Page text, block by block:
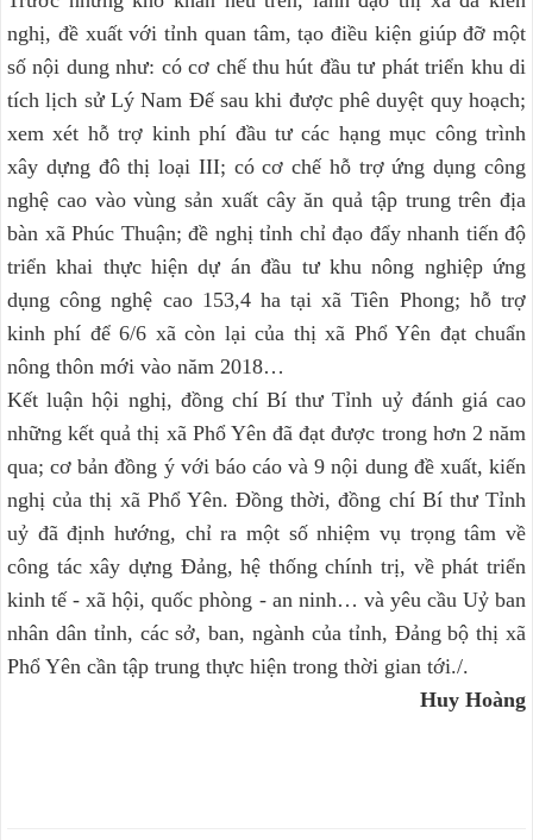
nghị, đề xuất với tỉnh quan tâm, tạo điều kiện giúp đỡ một
số nội dung như: có cơ chế thu hút đầu tư phát triển khu di
tích lịch sử Lý Nam Đế sau khi được phê duyệt quy hoạch;
xem xét hỗ trợ kinh phí đầu tư các hạng mục công trình
xây dựng đô thị loại III; có cơ chế hỗ trợ ứng dụng công
nghệ cao vào vùng sản xuất cây ăn quả tập trung trên địa
bàn xã Phúc Thuận; đề nghị tỉnh chỉ đạo đẩy nhanh tiến độ
triển khai thực hiện dự án đầu tư khu nông nghiệp ứng
dụng công nghệ cao 153,4 ha tại xã Tiên Phong; hỗ trợ
kinh phí để 6/6 xã còn lại của thị xã Phổ Yên đạt chuẩn
nông thôn mới vào năm 2018…
Kết luận hội nghị, đồng chí Bí thư Tỉnh uỷ đánh giá cao
những kết quả thị xã Phổ Yên đã đạt được trong hơn 2 năm
qua; cơ bản đồng ý với báo cáo và 9 nội dung đề xuất, kiến
nghị của thị xã Phổ Yên. Đồng thời, đồng chí Bí thư Tỉnh
uỷ đã định hướng, chỉ ra một số nhiệm vụ trọng tâm về
công tác xây dựng Đảng, hệ thống chính trị, về phát triển
kinh tế - xã hội, quốc phòng - an ninh… và yêu cầu Uỷ ban
nhân dân tỉnh, các sở, ban, ngành của tỉnh, Đảng bộ thị xã
Phổ Yên cần tập trung thực hiện trong thời gian tới./.
Huy Hoàng